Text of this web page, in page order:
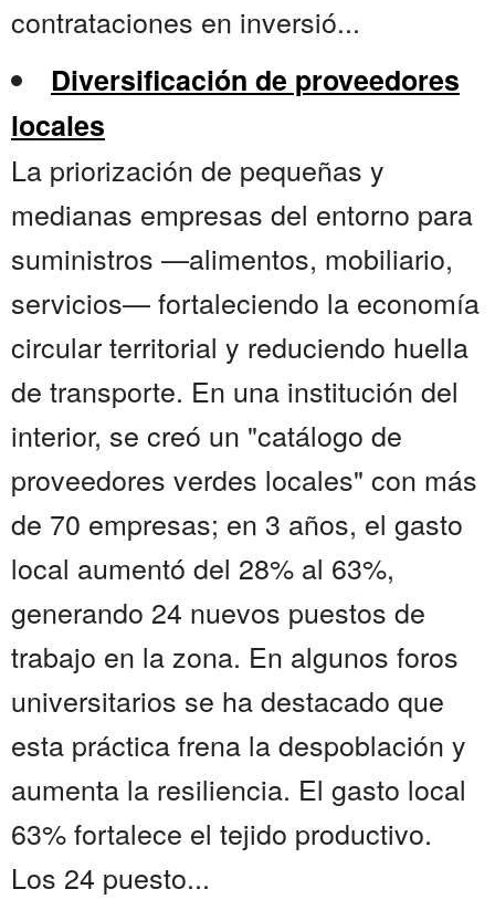
contrataciones en inversió...
Diversificación de proveedores
locales
La priorización de pequeñas y
medianas empresas del entorno para
suministros —alimentos, mobiliario,
servicios— fortaleciendo la economía
circular territorial y reduciendo huella
de transporte. En una institución del
interior, se creó un "catálogo de
proveedores verdes locales" con más
de 70 empresas; en 3 años, el gasto
local aumentó del 28% al 63%,
generando 24 nuevos puestos de
trabajo en la zona. En algunos foros
universitarios se ha destacado que
esta práctica frena la despoblación y
aumenta la resiliencia. El gasto local
63% fortalece el tejido productivo.
Los 24 puesto...